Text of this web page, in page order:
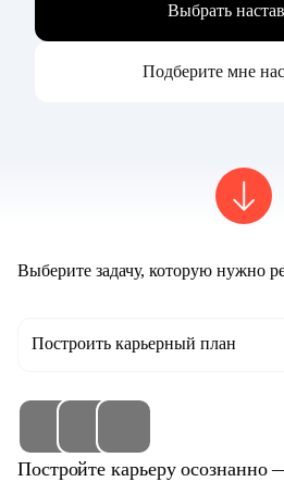
Выбрать
Подберите мне
Выберите задачу, которую нужно
Построить карьерный план
Постройте карьеру осознанно